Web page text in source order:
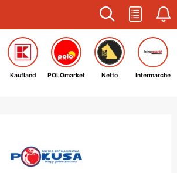
Kaufland POLOmarket Netto Intermarche